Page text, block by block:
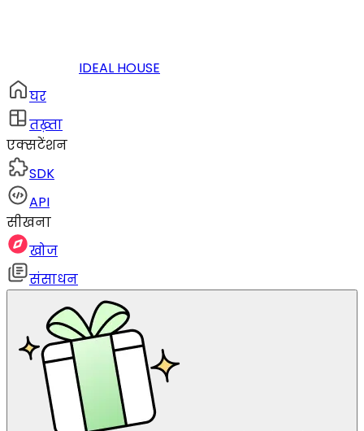
IDEAL HOUSE
घर
तख़्ता
एक्सटेंशन
SDK
API
सीखना
खोज
संसाधन